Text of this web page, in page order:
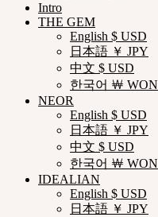
Intro
THE GEM
English $ USD
日本語 ￥ JPY
中文 $ USD
한국어 ￦ WON
NEOR
English $ USD
日本語 ￥ JPY
中文 $ USD
한국어 ￦ WON
IDEALIAN
English $ USD
日本語 ￥ JPY